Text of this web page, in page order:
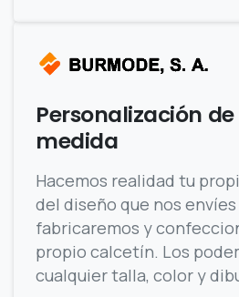
Personalización
medida
Hacemos realidad tu
del diseño que nos
fabricaremos y
propio calcetín. Los
cualquier talla, color y